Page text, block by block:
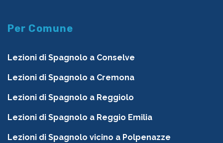
Per Comune
Lezioni di Spagnolo a Conselve
Lezioni di Spagnolo a Cremona
Lezioni di Spagnolo a Reggiolo
Lezioni di Spagnolo a Reggio Emilia
Lezioni di Spagnolo vicino a Polpenazze